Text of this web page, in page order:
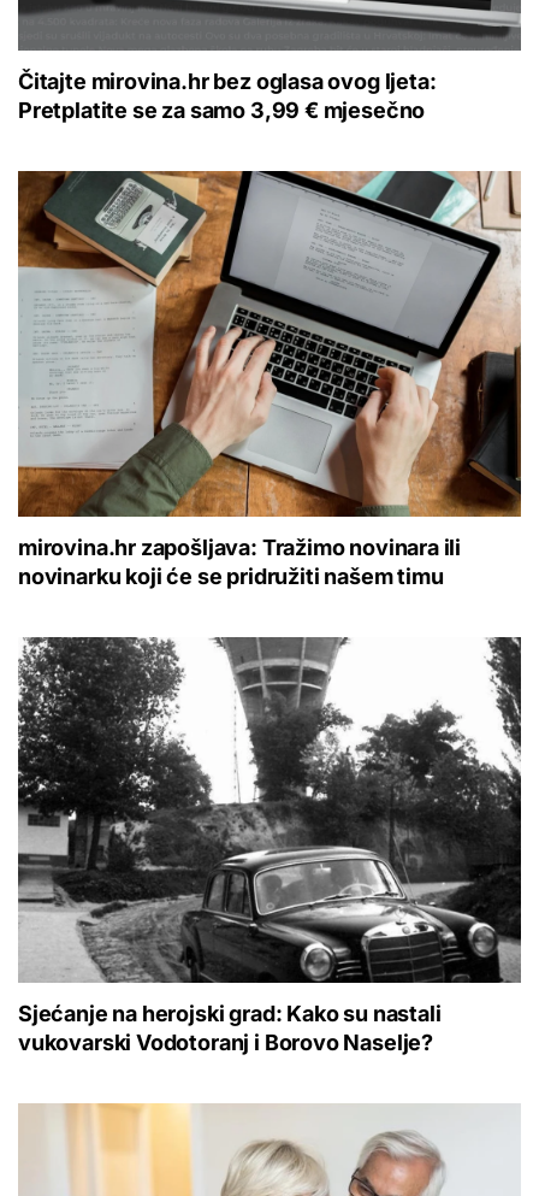
Čitajte mirovina.hr bez oglasa ovog ljeta:
Pretplatite se za samo 3,99 € mjesečno
mirovina.hr zapošljava: Tražimo novinara ili
novinarku koji će se pridružiti našem timu
Sjećanje na herojski grad: Kako su nastali
vukovarski Vodotoranj i Borovo Naselje?